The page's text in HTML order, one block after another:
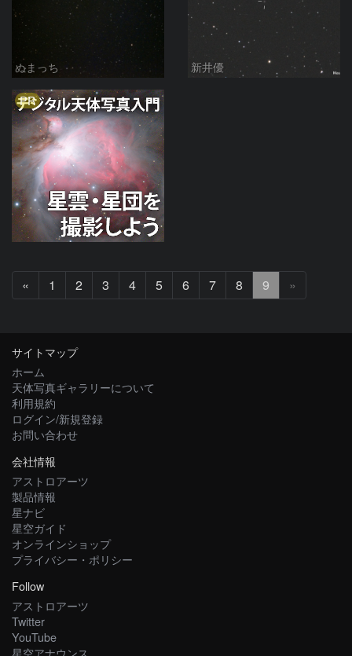
ぬまっち 新井優
PR
«
へ
1 2 3 4 5 6 7 8 9 »
サイトマップ
ホーム
天体写真ギャラリーについて
利用規約
ログイン/新規登録
お問い合わせ
会社情報
アストロアーツ
製品情報
星ナビ
星空ガイド
オンラインショップ
プライバシー・ポリシー
Follow
アストロアーツ
Twitter
YouTube
星空アナウンス